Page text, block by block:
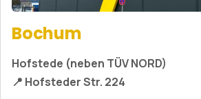
Bochum
Hofstede (neben TÜV NORD)
📍 Hofsteder Str. 224